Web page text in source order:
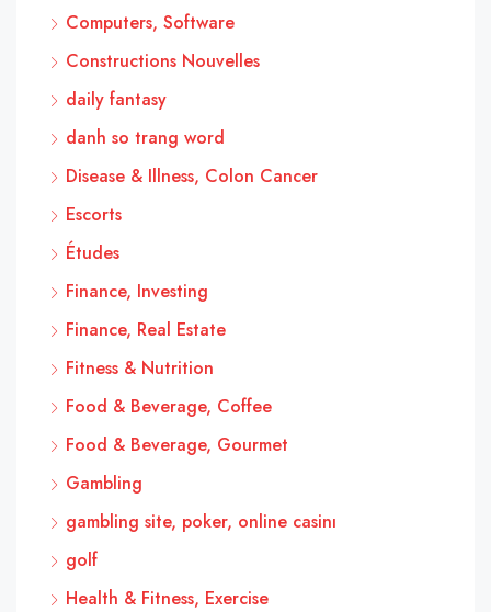
Computers, Software
Constructions Nouvelles
daily fantasy
danh so trang word
Disease & Illness, Colon Cancer
Escorts
Études
Finance, Investing
Finance, Real Estate
Fitness & Nutrition
Food & Beverage, Coffee
Food & Beverage, Gourmet
Gambling
gambling site, poker, online casinı
golf
Health & Fitness, Exercise